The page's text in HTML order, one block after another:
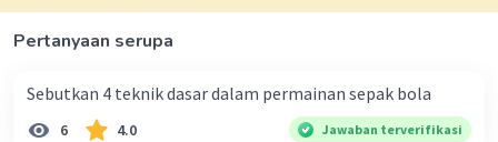
Pertanyaan serupa
Sebutkan 4 teknik dasar dalam permainan sepak bola​
6 4.0 Jawaban terverifikasi